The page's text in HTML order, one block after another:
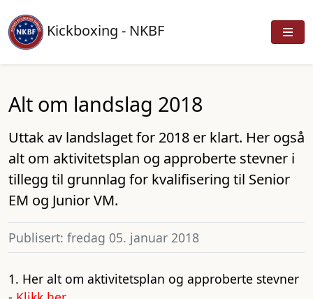
Kickboxing - NKBF
Alt om landslag 2018
Uttak av landslaget for 2018 er klart. Her også
alt om aktivitetsplan og approberte stevner i
tillegg til grunnlag for kvalifisering til Senior
EM og Junior VM.
Publisert: fredag 05. januar 2018
1. Her alt om aktivitetsplan og approberte stevner